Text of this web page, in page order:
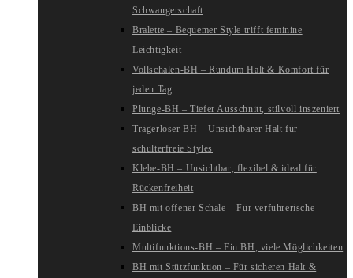
Schwangerschaft
Bralette – Bequemer Style trifft feminine
Leichtigkeit
Vollschalen-BH – Rundum Halt & Komfort für
jeden Tag
Plunge-BH – Tiefer Ausschnitt, stilvoll inszeniert
Trägerloser BH – Unsichtbarer Halt für
schulterfreie Styles
Klebe-BH – Unsichtbar, flexibel & ideal für
Rückenfreiheit
BH mit offener Schale – Für verführerische
Einblicke
Multifunktions-BH – Ein BH, viele Möglichkeiten
BH mit Stützfunktion – Für sicheren Halt &